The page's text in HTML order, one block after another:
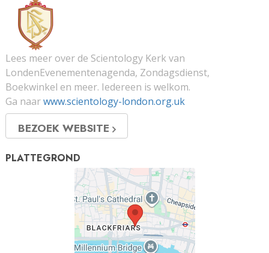
Lees meer over de Scientology Kerk van
LondenEvenementenagenda, Zondagsdienst,
Boekwinkel en meer. Iedereen is welkom.
Ga naarwww.scientology-london.org.uk
BEZOEK WEBSITE
PLATTEGROND